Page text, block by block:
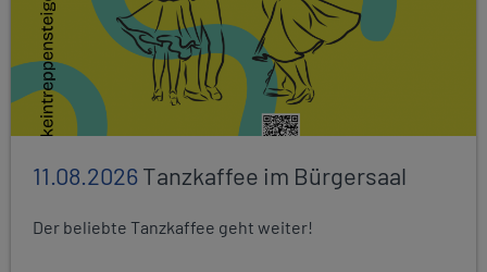
11.08.2026Tanzkaffee im Bürgersaal
Der beliebte Tanzkaffee geht weiter!